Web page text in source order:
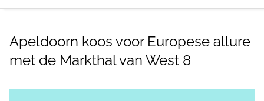
Apeldoorn koos voor Europese allure
met de Markthal van West 8